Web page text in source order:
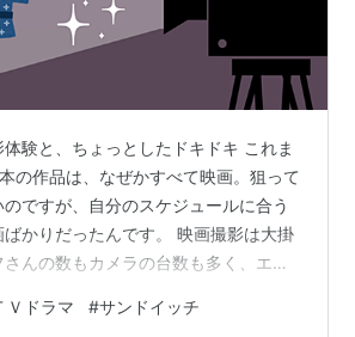
験と、ちょっとしたドキドキ これま
の作品は、なぜかすべて映画。狙って
ですが、自分のスケジュールに合う
かりだったんです。 映画撮影は大掛
んの数もカメラの台数も多く、エキ
年10月に参加した最初の作品なん
Ｖドラマ #サンドイッチ